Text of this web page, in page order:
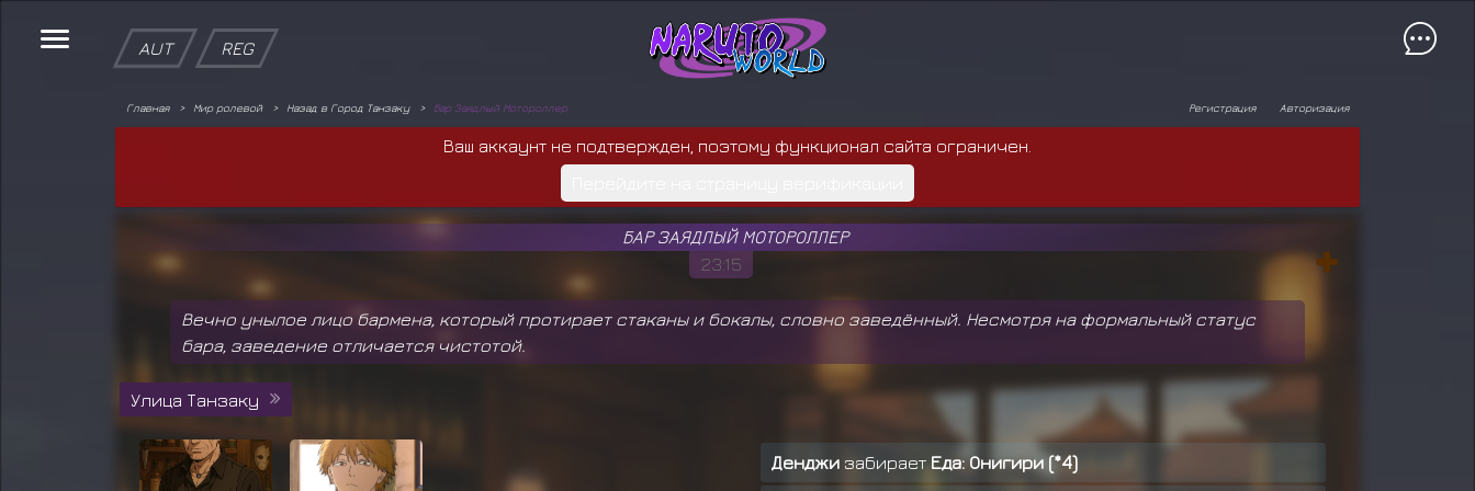
AUT REG
Главная Мир ролевой Назад в Город Танзаку Бар Заядлый Мотороллер Авторизация
Регистрация
Ваш аккаунт не подтвержден, поэтому функционал сайта ограничен.
БАР ЗАЯДЛЫЙ МОТОРОЛЛЕР
23:15
Вечно унылое лицо бармена, который протирает стаканы и бокалы, словно заведённый. Несмотря на формальный статус
бара, заведение отличается чистотой.
Улица Танзаку
Денджи забирает Еда: Онигири (*4)